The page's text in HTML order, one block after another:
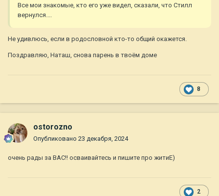
Все мои знакомые, кто его уже видел, сказали, что Стилл
вернулся....
Не удивлюсь, если в родословной кто-то общий окажется.
Поздравляю, Наташ, снова парень в твоём доме
8
ostorozno
Опубликовано 23 декабря, 2024
очень рады за ВАС!! осваивайтесь и пишите про житиЕ)
2